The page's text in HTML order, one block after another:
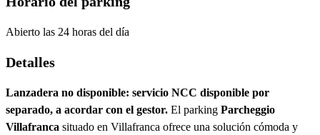
Abierto las 24 horas del día
Detalles
Lanzadera no disponible: servicio NCC disponible por
separado, a acordar con el gestor. El parking Parcheggio
Villafranca situado en Villafranca ofrece una solución cómoda y